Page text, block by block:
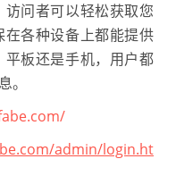
问者可以轻松获取您
各种设备上都能提供
板还是手机，用户都
。
admin/login.ht